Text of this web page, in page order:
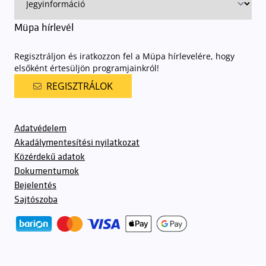
Müpa hírlevél
Regisztráljon és iratkozzon fel a Müpa hírlevelére, hogy
elsőként értesüljön programjainkról!
REGISZTRÁLOK
Adatvédelem
Akadálymentesítési nyilatkozat
Közérdekű adatok
Dokumentumok
Bejelentés
Sajtószoba